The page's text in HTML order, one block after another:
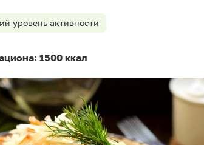
уровень активности
1500 ккал